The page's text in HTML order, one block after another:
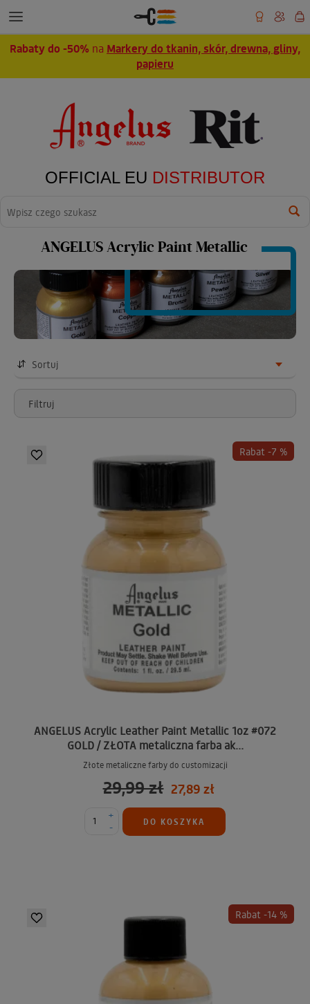
Rabaty do -50% na Markery do tkanin, skór, drewna, gliny,
papieru
OFFICIAL EU DISTRIBUTOR
ANGELUS Acrylic Paint Metallic
Sortuj
Filtruj
Rabat -7 %
ANGELUS Acrylic Leather Paint Metallic 1oz #072
GOLD / ZŁOTA metaliczna farba ak...
Złote metaliczne farby do customizacji
29,99 zł 27,89 zł
-
+
DO KOSZYKA
Rabat -14 %